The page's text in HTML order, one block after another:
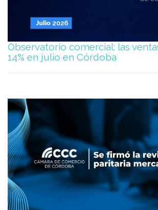
Observatorio comercial: las
14% en julio en Córdoba